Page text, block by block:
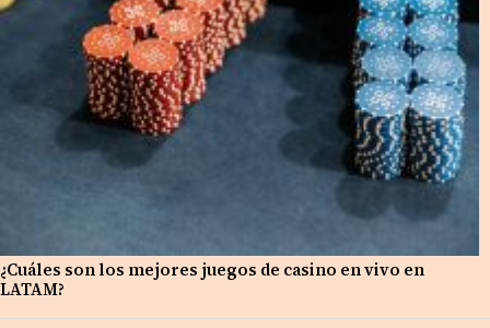
¿Cuáles son los mejores juegos de casino en vivo en
LATAM?